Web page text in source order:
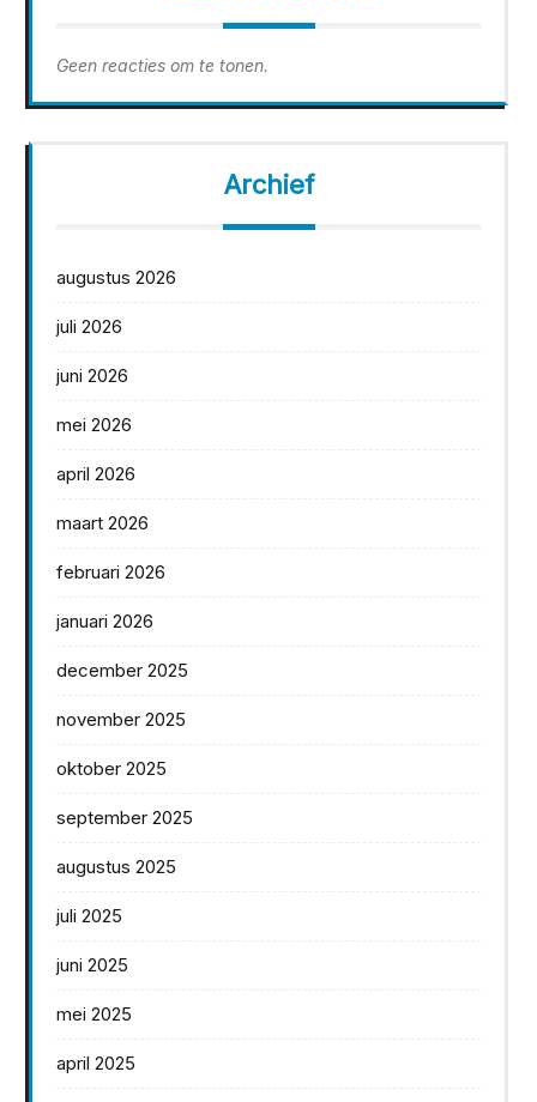
Geen reacties om te tonen.
Archief
augustus 2026
juli 2026
juni 2026
mei 2026
april 2026
maart 2026
februari 2026
januari 2026
december 2025
november 2025
oktober 2025
september 2025
augustus 2025
juli 2025
juni 2025
mei 2025
april 2025